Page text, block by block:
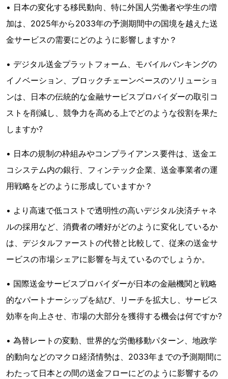
• 日本の変化する移民動向、特に外国人労働者や学生の増
加は、2025年から2033年の予測期間中の国境を越えた送
金サービスの需要にどのように影響しますか？
• デジタル送金プラットフォーム、モバイルバンキングの
イノベーション、ブロックチェーンベースのソリューショ
ンは、日本の伝統的な金融サービスプロバイダーの取引コ
ストを削減し、競争力を高める上でどのような役割を果た
しますか?
• 日本の規制の枠組みやコンプライアンス要件は、送金エ
コシステム内の銀行、フィンテック企業、送金事業者の運
用戦略をどのように形成していますか？
• より高速で低コストで透明性の高いデジタル決済チャネ
ルの採用など、消費者の嗜好がどのように変化しているか
は、デジタルファーストの代替と比較して、従来の送金サ
ービスの市場シェアに影響を与えているのでしょうか。
• 国際送金サービスプロバイダーが日本の金融機関と戦略
的なパートナーシップを結び、リーチを拡大し、サービス
効率を向上させ、市場の大部分を獲得する機会は何ですか?
• 為替レートの変動、世界的な労働移動パターン、地政学
的動向などのマクロ経済情勢は、2033年までの予測期間に
わたって日本との間の送金フローにどのように影響するの